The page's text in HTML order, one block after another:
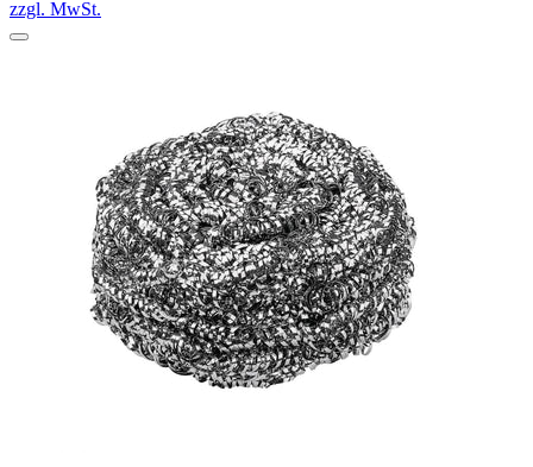
zzgl. MwSt.